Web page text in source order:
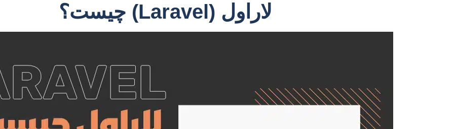
لاراول (Laravel) چیست؟